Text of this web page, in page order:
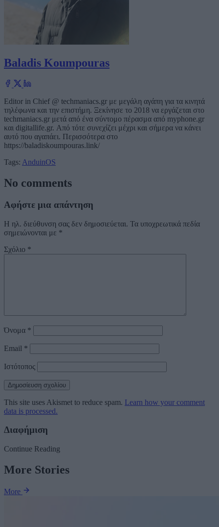
Baladis Koumpouras
Editor in Chief @ techmaniacs.gr με μεγάλη αγάπη για τα κινητά
τηλέφωνα και την επιστήμη. Ξεκίνησε το 2018 να εργάζεται στο
techmaniacs.gr μετά από ένα σύντομο πέρασμα από myphone.gr
και digitallife.gr. Από τότε συνεχίζει μέχρι και σήμερα να κάνει
αυτό που αγαπάει. Περισσότερα στο
https://baladiskoumpouras.link/
Tags: AnduinOS
No comments
Αφήστε μια απάντηση
Η ηλ. διεύθυνση σας δεν δημοσιεύεται. Τα υποχρεωτικά πεδία
σημειώνονται με *
Σχόλιο *
Όνομα *
Email *
Ιστότοπος
This site uses Akismet to reduce spam. Learn how your comment
data is processed.
Διαφήμιση
Continue Reading
More Stories
More